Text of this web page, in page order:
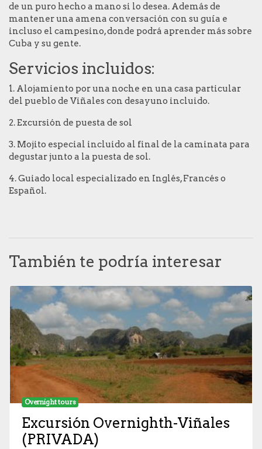
de un puro hecho a mano si lo desea. Además de
mantener una amena conversación con su guía e
incluso el campesino, donde podrá aprender más sobre
Cuba y su gente.
Servicios incluidos:
1. Alojamiento por una noche en una casa particular
del pueblo de Viñales con desayuno incluido.
2. Excursión de puesta de sol
3. Mojito especial incluido al final de la caminata para
degustar junto a la puesta de sol.
4. Guiado local especializado en Inglés, Francés o
Español.
También te podría interesar
Overnight tours
Excursión Overnighth-Viñales
(PRIVADA)